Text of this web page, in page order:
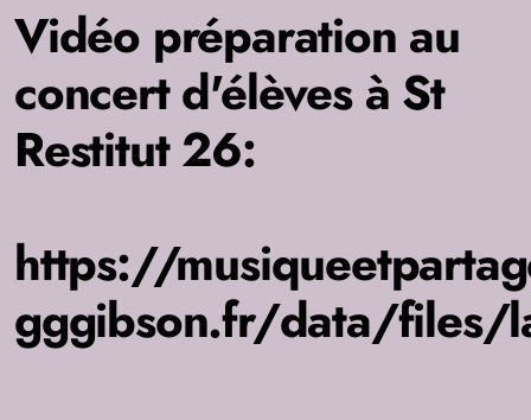
Vidéo préparation au
concert d'élèves à St
Restitut 26:
https://
gggibson.fr/data/files/